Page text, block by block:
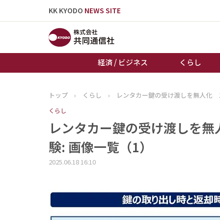
KK KYODO NEWS SITE
経済 / ビジネス くらし
トップページ
トップ › くらし › レンタカー鍵の受け渡しを無人化
くらし
レンタカー鍵の受け渡しを
験: 画像一覧（1）
2025.06.18 16:10